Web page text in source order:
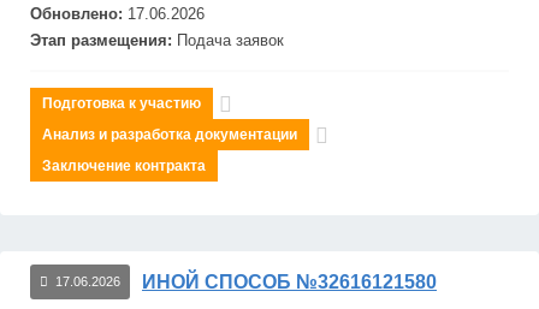
Обновлено: 17.06.2026
Этап размещения: Подача заявок
Подготовка к участию
Анализ и разработка документации
Заключение контракта
17.06.2026 ИНОЙ СПОСОБ №32616121580